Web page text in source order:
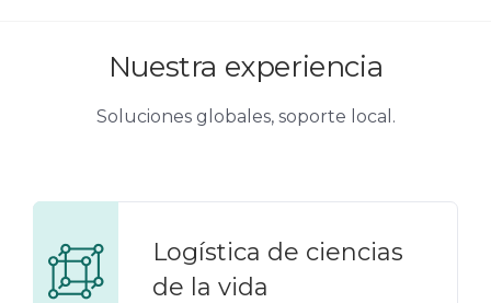
Nuestra experiencia
Soluciones globales, soporte local.
Logística de ciencias
de la vida